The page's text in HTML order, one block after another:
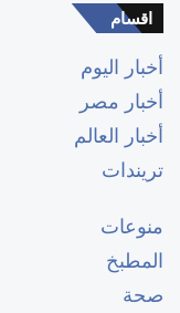
اقسام
أخبار اليوم
أخبار مصر
أخبار العالم
تريندات
منوعات
المطبخ
صحة